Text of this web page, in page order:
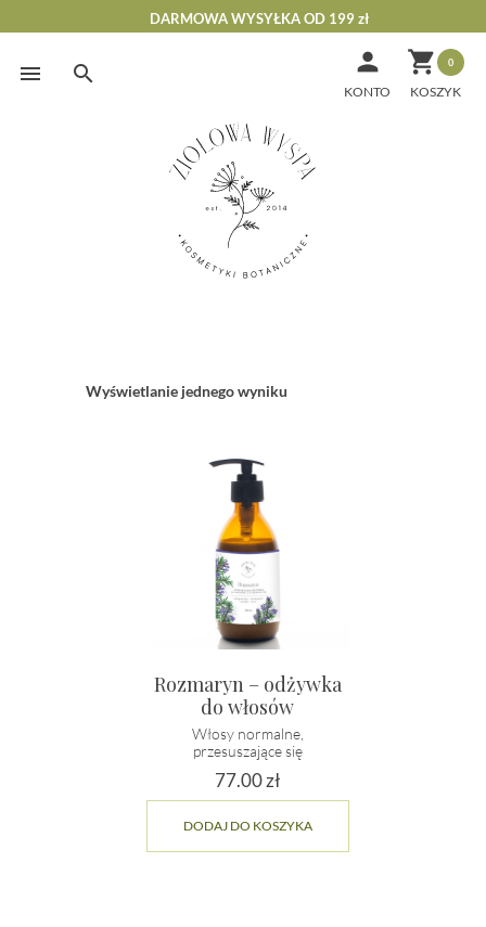
Skip
DARMOWA WYSYŁKA OD 199 zł
 0

KONTO
Wyświetlanie jednego wyniku
Rozmaryn – odżywka
do włosów
Włosy normalne,
przesuszające się
77.00zł
DODAJ DO KOSZYKA